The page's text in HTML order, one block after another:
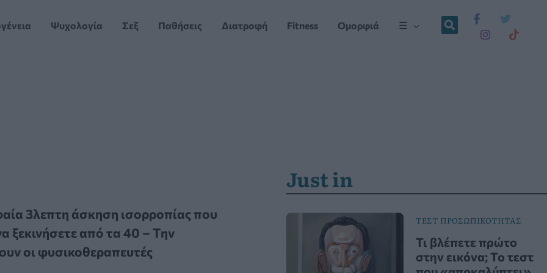
Ψυχολογία Σεξ Παθήσεις Διατροφή Fitness Ομορφιά ☰
3λεπτη άσκηση ισορροπίας που
ξεκινήσετε από τα 40 – Την
οι φυσικοθεραπευτές
Just in
ΤΕΣΤ ΠΡΟΣΩΠΙΚΟΤΗΤΑΣ
Τι βλέπετε πρώτο
στην εικόνα; Το τεστ